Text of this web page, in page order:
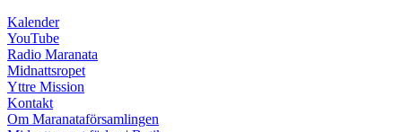
Kalender
YouTube
Radio Maranata
Midnattsropet
Yttre Mission
Kontakt
Om Maranataförsamlingen